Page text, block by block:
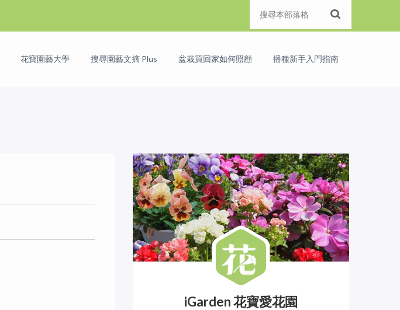
花寶園藝大學 搜尋園藝文摘 Plus 盆栽買回家如何照顧 播種新手入門指南
iGarden 花寶愛花園